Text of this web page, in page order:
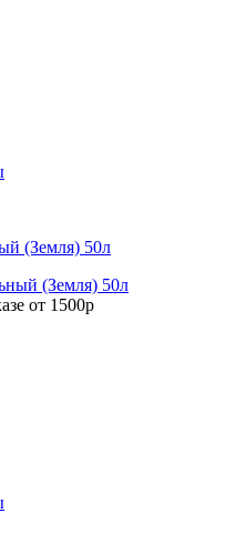
(Земля) 50л
от 1500р